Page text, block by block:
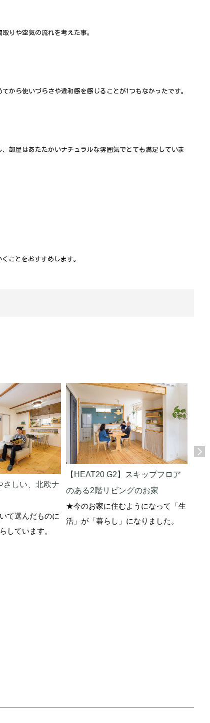
りや空気の流れを考えた事。
から使いづらさや違和感を感じることが1つもなかったです。
部屋はあたたかいナチュラルな雰囲気でとても満足していま
ことをおすすめします。
さしい、北欧ナ
て選んだものに
しています。
【HEAT20 G2】スキップフロア
のある2階リビングのお家
★今のお家に住むようになって「生
活」が「暮らし」になりました。